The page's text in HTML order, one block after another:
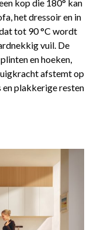
kop die 180° kan
het dressoir en in
tot 90 °C wordt
vuil. De
en hoeken,
afstemt op
en plakkerige resten